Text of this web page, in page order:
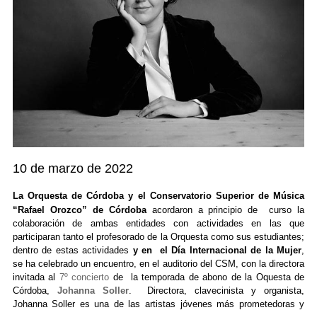
10 de marzo de 2022
La Orquesta de Córdoba y el Conservatorio Superior de Música
“Rafael Orozco” de Córdobaacordaron a principio de curso la
colaboración de ambas entidades con actividades en las que
participaran tanto el profesorado de la Orquesta como sus estudiantes;
dentro de estas actividades y en el Día Internacional de la Mujer
se ha celebrado un encuentro, en el auditorio del CSM, con la directora
invitada al 7º concierto de la temporada de abono de la Oquesta de
Córdoba, Johanna Soller. Directora, clavecinista y organista,
Johanna Soller es una de las artistas jóvenes más prometedoras y